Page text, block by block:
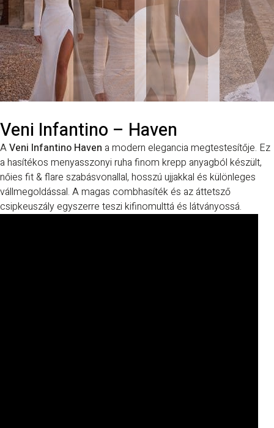
Veni Infantino – Haven
AVeni Infantino Haven a modern elegancia megtestesítője. Ez
a hasítékos menyasszonyi ruha finom krepp anyagból készült,
nőies fit & flare szabásvonallal, hosszú ujjakkal és különleges
vállmegoldással. A magas combhasíték és az áttetsző
csipkeuszály egyszerre teszi kifinomulttá és látványossá.